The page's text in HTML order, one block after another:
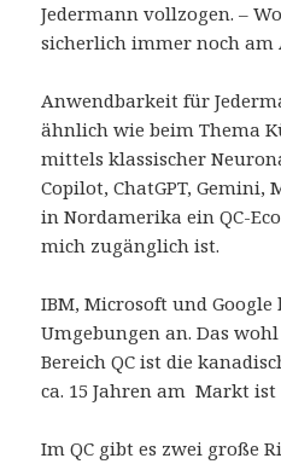
Jedermann vollzogen. –
sicherlich immer noch am
Anwendbarkeit für
ähnlich wie beim Thema
mittels klassischer
Copilot, ChatGPT,
in Nordamerika ein QC-
mich zugänglich ist.
IBM, Microsoft und Google
Umgebungen an. Das
Bereich QC ist die
ca. 15 Jahren am Markt ist
Im QC gibt es zwei große